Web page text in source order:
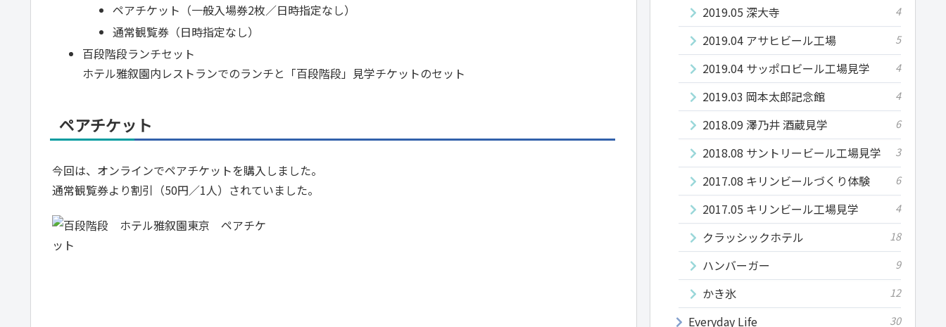
ペアチケット（一般入場券2枚／日時指定なし）
通常観覧券（日時指定なし）
百段階段ランチセット
ホテル雅叙園内レストランでのランチと「百段階段」見学チケットのセット
ペアチケット
今回は、オンラインでペアチケットを購入しました。
通常観覧券より割引（50円／1人）されていました。
2019.05 深大寺 4
2019.04 アサヒビール工場 5
2019.04 サッポロビール工場見学 4
2019.03 岡本太郎記念館 4
2018.09 澤乃井 酒蔵見学 6
2018.08 サントリービール工場見学 3
2017.08 キリンビールづくり体験 6
2017.05 キリンビール工場見学 4
クラッシックホテル 18
ハンバーガー 9
かき氷 12
Everyday Life 30